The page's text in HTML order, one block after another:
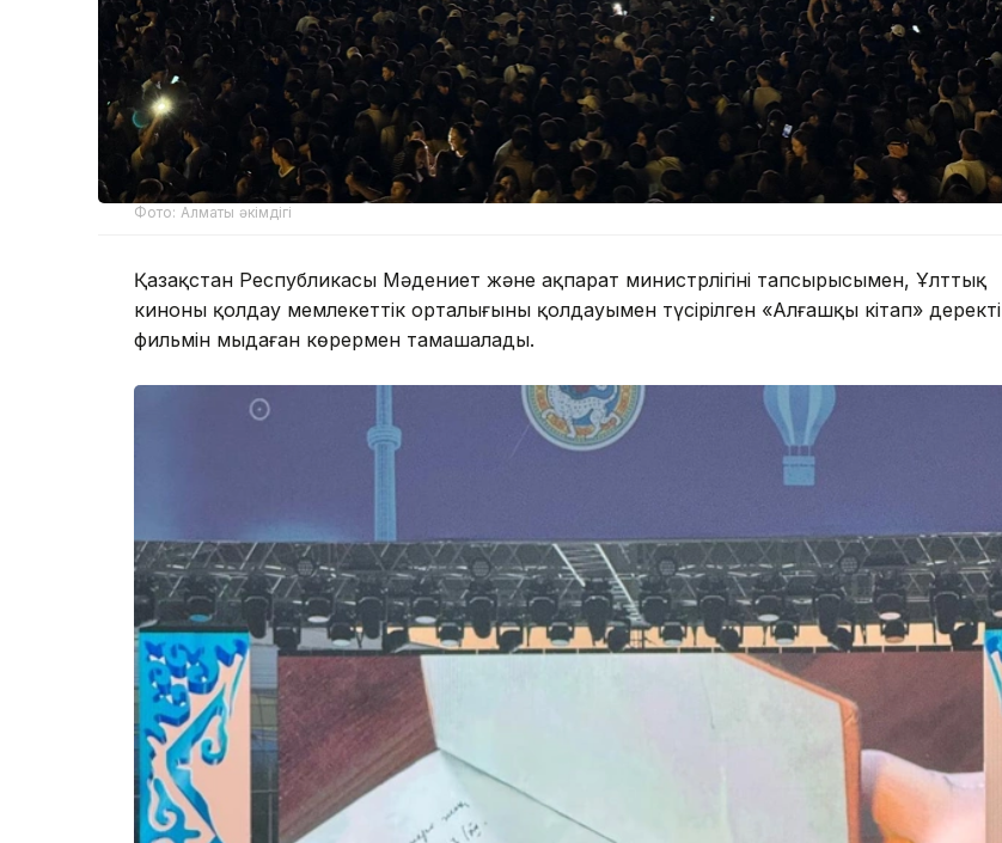
Фото: Алматы әкімдігі
Қазақстан Республикасы Мәдениет және ақпарат министрлігінің тапсырысымен, Ұлттық
киноны қолдау мемлекеттік орталығының қолдауымен түсірілген «Алғашқы кітап» деректі
фильмін мыңдаған көрермен тамашалады.